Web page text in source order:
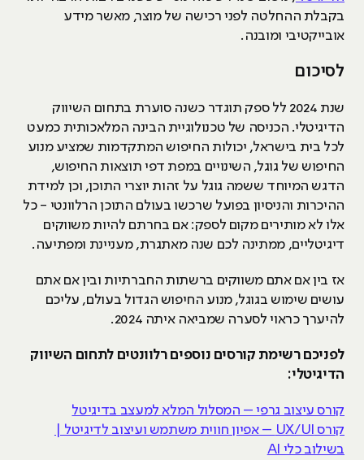
בקבלת ההחלטה לפני רכישה של מוצר, מאשר מידע
אובייקטיבי ומובנה.
לסיכום
שנת 2024 לל ספק תוגדר כשנה סוערת בתחום השיווק
הדיגיטלי. הכניסה של טכנולוגיית הבינה המלאכותית כמעט
לכל בית בישראל, יכולות החיפוש המתקדמות שמציע מנוע
החיפוש של גוגל, השינויים במפת דפי תוצאות החיפוש,
הדגש המיוחד ששמה גוגל על זהות יוצרי התוכן, וכן למידת
ההיכרות והניסיון בפועל שרכשו בעולם התוכן הרלוונטי - כל
אלו לא מותירים מקום לספק: אם בחרתם להיות משווקים
דיגיטליים, ממתינה לכם שנה מאתגרת, מעניינת ומפתיעה.
אז בין אם אתם משווקים ברשתות החברתיות ובין אם אתם
עושים שימוש בגוגל, מנוע החיפוש הגדול בעולם, עליכם
להיערך כראוי לסערה שמביאה איתה 2024.
לפניכם רשימת קורסים נוספים רלוונטים לתחום השיווק
הדיגיטלי:
קורס עיצוב גרפי – המסלול המלא למעצב בדיגיטל
קורס UX/UI – אפיון חווית משתמש ועיצוב לדיגיטל |
בשילוב כלי AI